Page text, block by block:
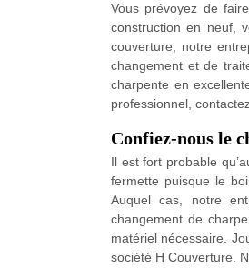
Vous prévoyez de
construction en neuf,
couverture, notre
changement et de
charpente en
professionnel,
Confiez-nous le
Il est fort probable
fermette puisque le
Auquel cas, notre
changement de
matériel nécessaire.
société H Couverture.